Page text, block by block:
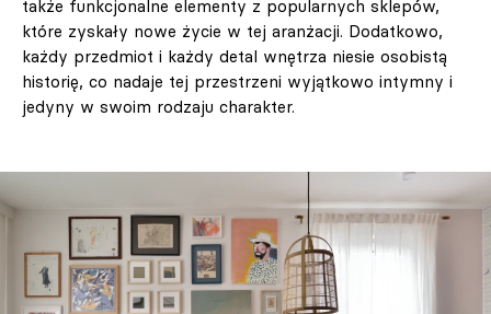
także funkcjonalne elementy z popularnych sklepów,
które zyskały nowe życie w tej aranżacji. Dodatkowo,
każdy przedmiot i każdy detal wnętrza niesie osobistą
historię, co nadaje tej przestrzeni wyjątkowo intymny i
jedyny w swoim rodzaju charakter.